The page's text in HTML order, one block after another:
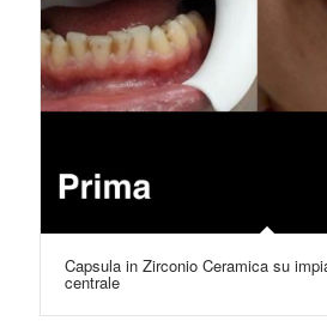
Capsula in Zirconio Ceramica su
centrale